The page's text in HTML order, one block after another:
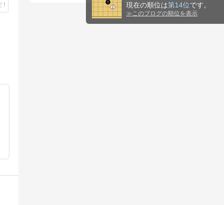
現在の順位は第14位です。
≫ このブログの順位を表示